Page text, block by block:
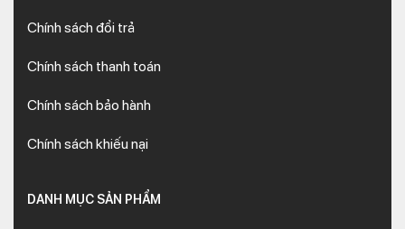
Chính sách đổi trả
Chính sách thanh toán
Chính sách bảo hành
Chính sách khiếu nại
DANH MỤC SẢN PHẨM